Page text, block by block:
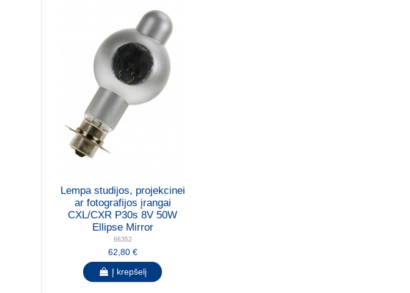
Lempa studijos, projekcinei
ar fotografijos įrangai
CXL/CXR P30s 8V 50W
Ellipse Mirror
66352
62,80 €
Į krepšelį